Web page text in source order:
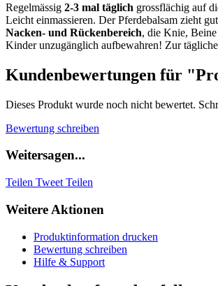
Regelmässig 2-3 mal täglich grossflächig auf
Leicht einmassieren. Der Pferdebalsam zieht
Nacken- und Rückenbereich, die Knie,
Kinder unzugänglich aufbewahren! Zur
Kundenbewertungen für
Dieses Produkt wurde noch nicht bewertet.
Bewertung schreiben
Weitersagen...
Teilen Tweet Teilen
Weitere Aktionen
Produktinformation drucken
Bewertung schreiben
Hilfe & Support